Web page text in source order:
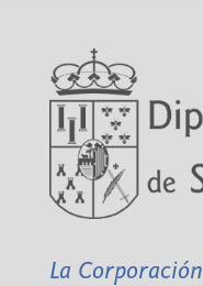
La Corporación